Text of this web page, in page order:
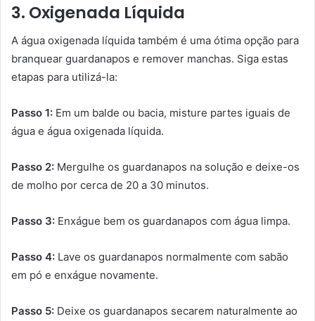
3. Oxigenada Líquida
A água oxigenada líquida também é uma ótima opção para
branquear guardanapos e remover manchas. Siga estas
etapas para utilizá-la:
Passo 1: Em um balde ou bacia, misture partes iguais de
água e água oxigenada líquida.
Passo 2: Mergulhe os guardanapos na solução e deixe-os
de molho por cerca de 20 a 30 minutos.
Passo 3: Enxágue bem os guardanapos com água limpa.
Passo 4: Lave os guardanapos normalmente com sabão
em pó e enxágue novamente.
Passo 5: Deixe os guardanapos secarem naturalmente ao